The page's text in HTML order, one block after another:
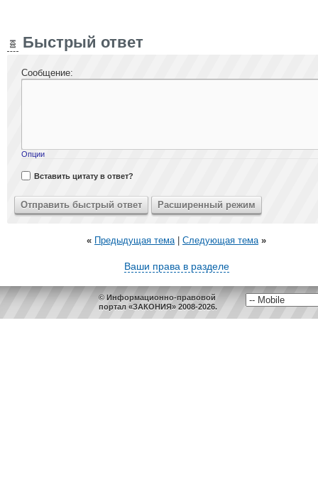
Быстрый ответ
Сообщение:
Опции
Вставить цитату в ответ?
« Предыдущая тема| Следующая тема »
Ваши права в разделе
© Информационно-правовой
портал «ЗАКОНИЯ» 2008-2026.